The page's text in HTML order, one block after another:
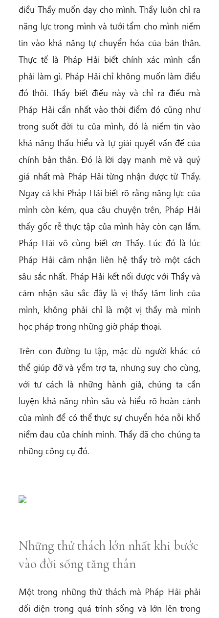
điều Thầy muốn dạy cho mình. Thầy luôn chỉ ra
năng lực trong mình và tưới tẩm cho mình niềm
tin vào khả năng tự chuyển hóa của bản thân.
Thực tế là Pháp Hải biết chính xác mình cần
phải làm gì. Pháp Hải chỉ không muốn làm điều
đó thôi. Thầy biết điều này và chỉ ra điều mà
Pháp Hải cần nhất vào thời điểm đó cũng như
trong suốt đời tu của mình, đó là niềm tin vào
khả năng thấu hiểu và tự giải quyết vấn đề của
chính bản thân. Đó là lời dạy mạnh mẽ và quý
giá nhất mà Pháp Hải từng nhận được từ Thầy.
Ngay cả khi Pháp Hải biết rõ rằng năng lực của
mình còn kém, qua câu chuyện trên, Pháp Hải
thấy gốc rễ thực tập của mình hãy còn cạn lắm.
Pháp Hải vô cùng biết ơn Thầy. Lúc đó là lúc
Pháp Hải cảm nhận liên hệ thầy trò một cách
sâu sắc nhất. Pháp Hải kết nối được với Thầy và
cảm nhận sâu sắc đây là vị thầy tâm linh của
mình, không phải chỉ là một vị thầy mà mình
học pháp trong những giờ pháp thoại.
Trên con đường tu tập, mặc dù người khác có
thể giúp đỡ và yểm trợ ta, nhưng suy cho cùng,
với tư cách là những hành giả, chúng ta cần
luyện khả năng nhìn sâu và hiểu rõ hoàn cảnh
của mình để có thể thực sự chuyển hóa nỗi khổ
niềm đau của chính mình. Thầy đã cho chúng ta
những công cụ đó.
Những thử thách lớn nhất khi bước
vào đời sống tăng thân
Một trong những thử thách mà Pháp Hải phải
đối diện trong quá trình sống và lớn lên trong